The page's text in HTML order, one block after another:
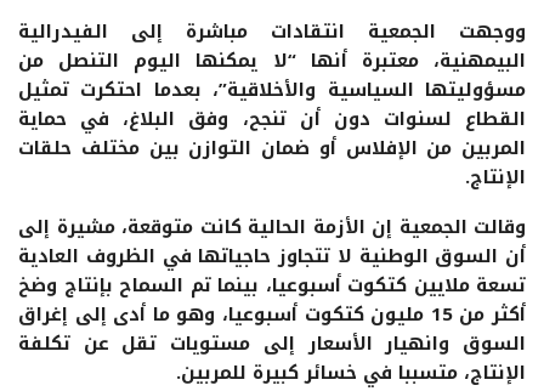
ووجهت الجمعية انتقادات مباشرة إلى الفيدرالية
البيمهنية، معتبرة أنها “لا يمكنها اليوم التنصل من
مسؤوليتها السياسية والأخلاقية”، بعدما احتكرت تمثيل
القطاع لسنوات دون أن تنجح، وفق البلاغ، في حماية
المربين من الإفلاس أو ضمان التوازن بين مختلف حلقات
الإنتاج.
وقالت الجمعية إن الأزمة الحالية كانت متوقعة، مشيرة إلى
أن السوق الوطنية لا تتجاوز حاجياتها في الظروف العادية
تسعة ملايين كتكوت أسبوعيا، بينما تم السماح بإنتاج وضخ
أكثر من 15 مليون كتكوت أسبوعيا، وهو ما أدى إلى إغراق
السوق وانهيار الأسعار إلى مستويات تقل عن تكلفة
الإنتاج، متسببا في خسائر كبيرة للمربين.